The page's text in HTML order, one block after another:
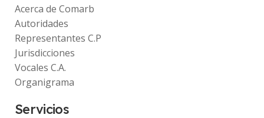
Acerca de Comarb
Autoridades
Representantes C.P
Jurisdicciones
Vocales C.A.
Organigrama
Servicios